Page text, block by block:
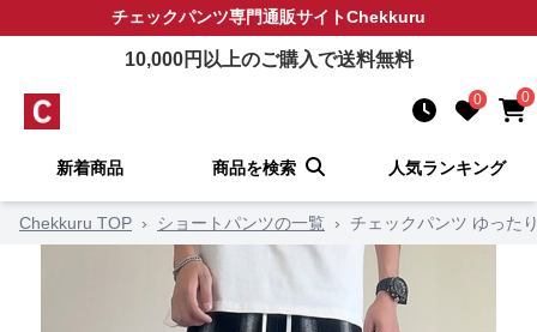
チェックパンツ専門通販サイトChekkuru
10,000円以上のご購入で送料無料
0 0
新着商品 商品を検索 人気ランキング
Chekkuru TOP › ショートパンツの一覧 › チェックパンツ ゆった